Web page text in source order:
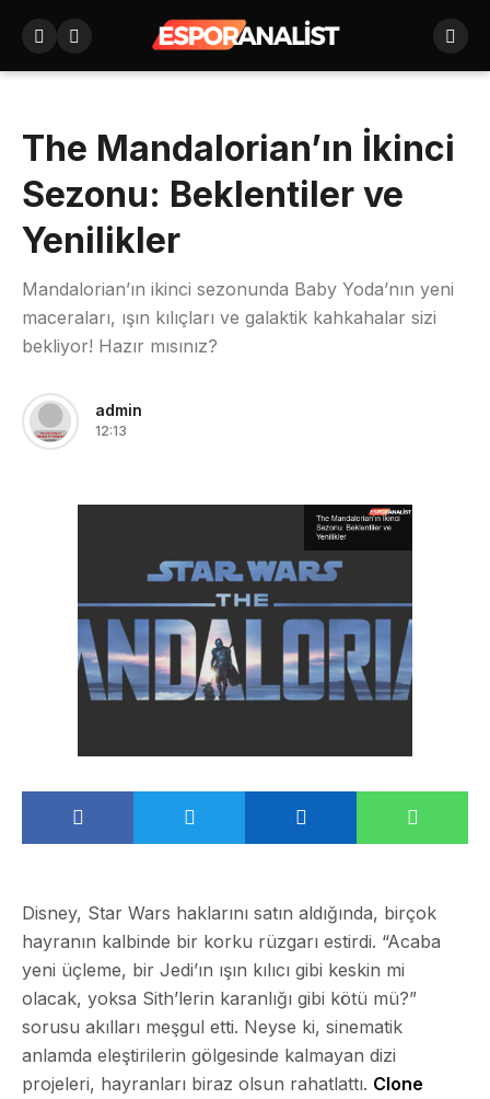
The Mandalorian’ın İkinci
Sezonu: Beklentiler ve
Yenilikler
Mandalorian’ın ikinci sezonunda Baby Yoda’nın yeni
maceraları, ışın kılıçları ve galaktik kahkahalar sizi
bekliyor! Hazır mısınız?
admin
12:13
Disney, Star Wars haklarını satın aldığında, birçok
hayranın kalbinde bir korku rüzgarı estirdi. “Acaba
yeni üçleme, bir Jedi’ın ışın kılıcı gibi keskin mi
olacak, yoksa Sith’lerin karanlığı gibi kötü mü?”
sorusu akılları meşgul etti. Neyse ki, sinematik
anlamda eleştirilerin gölgesinde kalmayan dizi
projeleri, hayranları biraz olsun rahatlattı. Clone